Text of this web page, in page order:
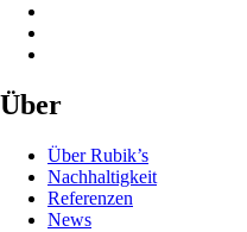
Über
Über Rubik’s
Nachhaltigkeit
Referenzen
News